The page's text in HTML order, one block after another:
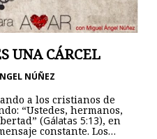
UNA CÁRCEL
NÚÑEZ
a los cristianos de
“Ustedes, hermanos,
(Gálatas 5:13), en
constante. Los…